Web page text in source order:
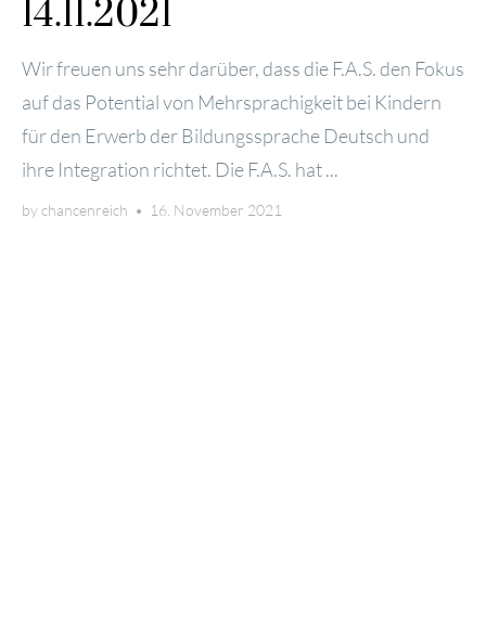
14.11.2021
Wir freu­en uns sehr dar­über, dass die F.A.S. den Fokus
auf das Poten­ti­al von Mehr­spra­chig­keit bei Kin­dern
für den Erwerb der Bil­dungs­spra­che Deutsch und
ihre Inte­gra­ti­on rich­tet. Die F.A.S. hat ...
bychancenreich • 16. November 2021